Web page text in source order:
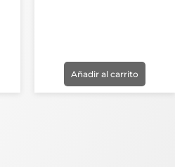
Añadir al carrito